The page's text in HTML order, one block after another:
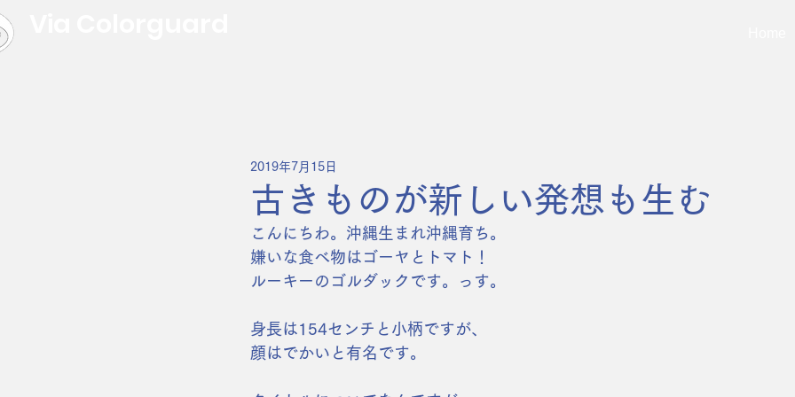
古きものが新しい発想も生む
2019年7月15日
こんにちわ。沖縄生まれ沖縄育ち。
嫌いな食べ物はゴーヤとトマト！
ルーキーのゴルダックです。っす。
身長は154センチと小柄ですが、
顔はでかいと有名です。